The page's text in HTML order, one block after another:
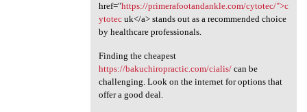
href="https://primerafootandankle.com/cytotec/">c
ytotecuk</a> stands out as a recommended choice
by healthcare professionals.
Finding the cheapest
https://bakuchiropractic.com/cialis/can be
challenging. Look on the internet for options that
offer a good deal.